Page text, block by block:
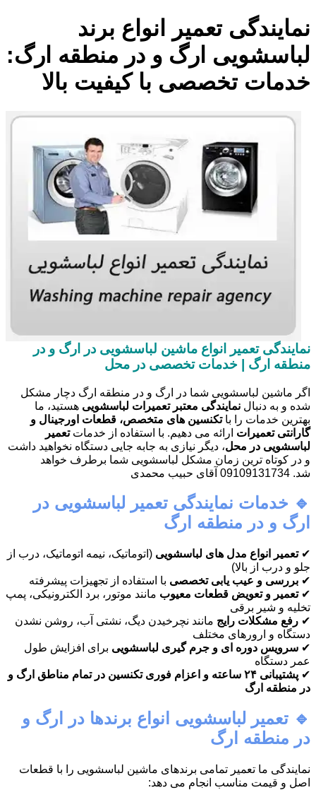
نمایندگی تعمیر انواع برند
لباسشویی ارگ و در منطقه ارگ:
خدمات تخصصی با کیفیت بالا
نمایندگی تعمیر انواع ماشین لباسشویی در ارگ و در
منطقه ارگ | خدمات تخصصی در محل
اگر ماشین لباسشویی شما در ارگ و در منطقه ارگ دچار مشکل
شده و به دنبال نمایندگی معتبر تعمیرات لباسشویی هستید، ما
بهترین خدمات را باتکنسین های متخصص، قطعات اورجینال و
گارانتی تعمیرات ارائه می دهیم. با استفاده از خدماتتعمیر
لباسشویی در محل، دیگر نیازی به جابه جایی دستگاه نخواهید داشت
و در کوتاه ترین زمان مشکل لباسشویی شما برطرف خواهد
شد. 09109131734 آقای حبیب محمدی
🔹 خدمات نمایندگی تعمیر لباسشویی در
ارگ و در منطقه ارگ
✔تعمیر انواع مدل های لباسشویی (اتوماتیک، نیمه اتوماتیک، درب از
جلو و درب از بالا)
✔ بررسی و عیب یابی تخصصی با استفاده از تجهیزات پیشرفته
✔تعمیر و تعویض قطعات معیوب مانند موتور، برد الکترونیکی، پمپ
تخلیه و شیر برقی
✔ رفع مشکلات رایج مانند نچرخیدن دیگ، نشتی آب، روشن نشدن
دستگاه و ارورهای مختلف
✔ سرویس دوره ای و جرم گیری لباسشویی برای افزایش طول
عمر دستگاه
✔
پشتیبانی ۲۴ ساعته و اعزام فوری تکنسین در تمام مناطق ارگ و
در منطقه ارگ
🔹 تعمیر لباسشویی انواع برندها در ارگ و
در منطقه ارگ
نمایندگی ما تعمیر تمامی برندهای ماشین لباسشویی را با قطعات
اصل و قیمت مناسب انجام می دهد: